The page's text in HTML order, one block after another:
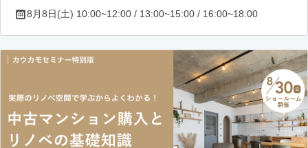
8月8日(土) 10:00~12:00 / 13:00~15:00 / 16:00~18:00